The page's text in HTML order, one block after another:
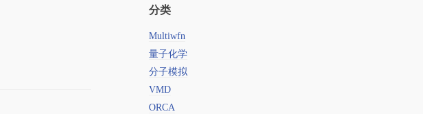
分类
Multiwfn
量子化学
分子模拟
VMD
ORCA